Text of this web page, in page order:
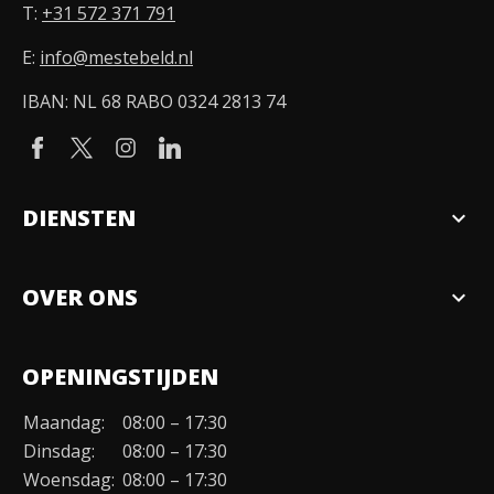
T: +31 572 371 791
E: info@mestebeld.nl
IBAN: NL 68 RABO 0324 2813 74
DIENSTEN expand_more
OVER ONS expand_more
Organisatie
Duurzaamheid
Werken bij
OPENINGSTIJDEN
Maandag:
08:00 – 17:30
Dinsdag:
08:00 – 17:30
Woensdag: 08:00 – 17:30